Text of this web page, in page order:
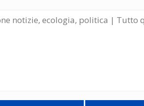
notizie, ecologia, politica |